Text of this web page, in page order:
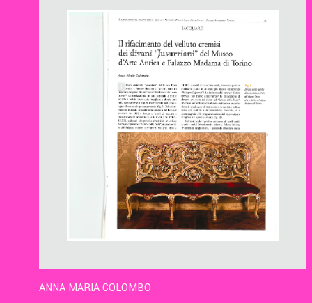
ANNA MARIA COLOMBO